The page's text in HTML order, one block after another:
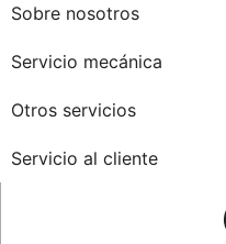
Sobre nosotros
Servicio mecánica
Otros servicios
Servicio al cliente